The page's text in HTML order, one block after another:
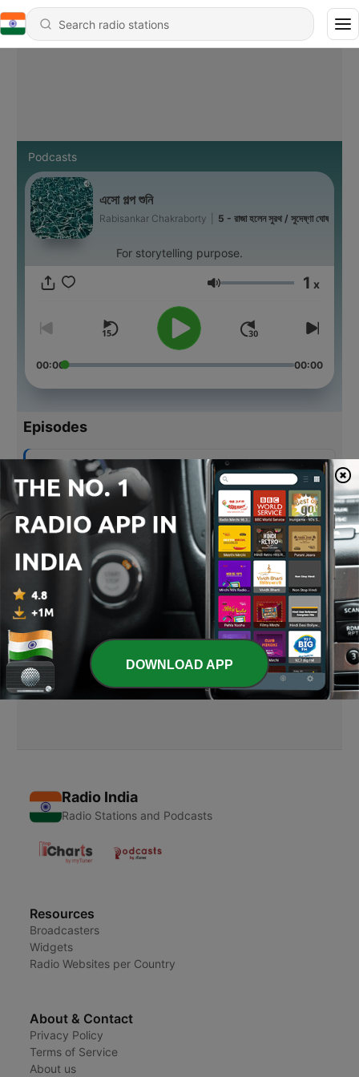
Podcasts
এসো গল্প শুনি
Rabisankar Chakraborty 5 - রাজা হলেন সুরথ / সুদেষ্ণা ঘোষ
For storytelling purpose.
Volume 1 x
00:00 00:00
Episodes
রাজা হলেন সুরথ / সুদেষ্ণা ঘোষ
16 Sep 2020
4 - ইচ্ছাপূরণ / রবীন্দ্রনাথ ঠাকুর
07 Aug 2020
3 - বজ্রপাতের সতর্কীকরণ ২০২০
2 - ভোজন দক্ষিণ
16 Jul 2020
1 - নির্ঝরের স্বপ্নভঙ্গ / রবীন্দ্রনাথ ঠাকুর
16 Jul 2020
Radio India
Radio Stations and Podcasts
Resources
Broadcasters
Widgets
Radio Websites per Country
About & Contact
Privacy Policy
Terms of Service
About us
DOWNLOAD APP